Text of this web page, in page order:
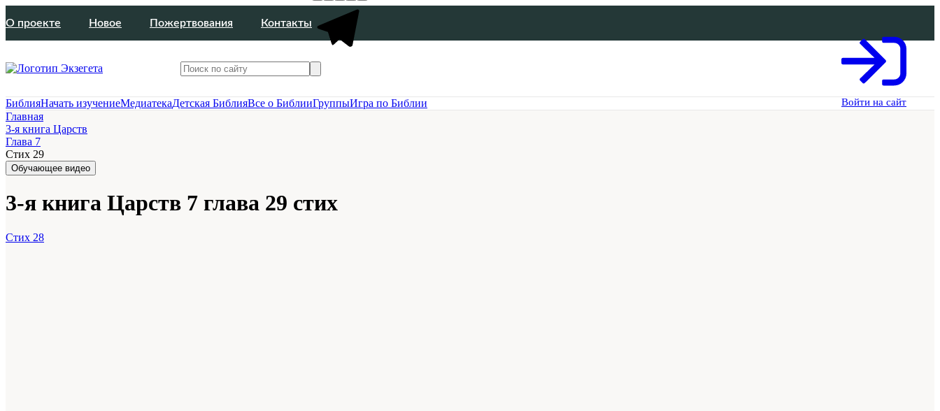
О проекте Новое Пожертвования Контакты
Войти на сайт
БиблияНачать изучениеМедиатекаДетская БиблияВсе о БиблииГруппыИгра по Библии
Главная
3-я книга Царств
Глава 7
Стих 29
Обучающее видео
3-я книга Царств 7 глава 29 стих
Стих 28